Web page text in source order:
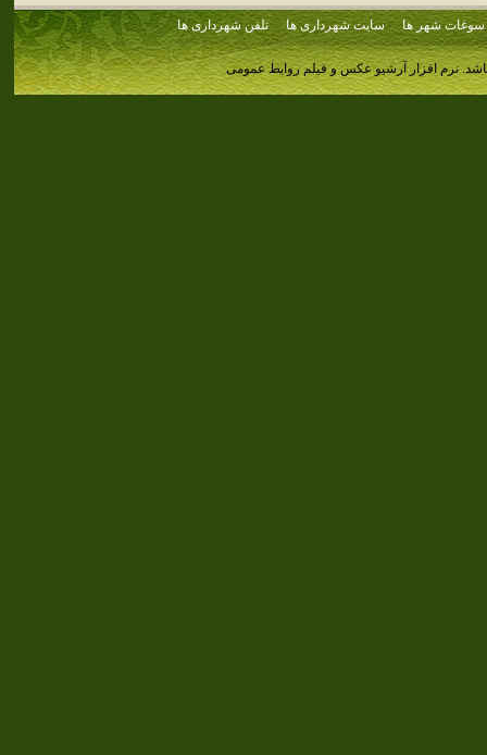
سوغات شهر ها سایت شهرداری ها تلفن شهرداری ها
نرم افزار آرشیو عکس و فیلم روابط عمومی